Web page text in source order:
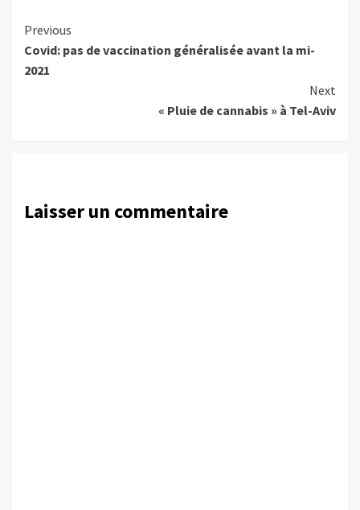
Continue
Reading
Previous
Covid: pas de vaccination généralisée avant la mi-
2021
Next
« Pluie de cannabis » à Tel-Aviv
Laisser un commentaire